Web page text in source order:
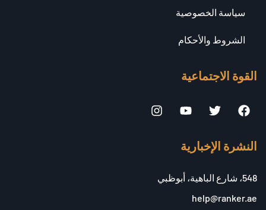
سياسة الخصوصية
الشروط والأحكام
القوة الاجتماعية
النشرة الإخبارية
548، شارع الباهية، أبوظبي
help@ranker.ae